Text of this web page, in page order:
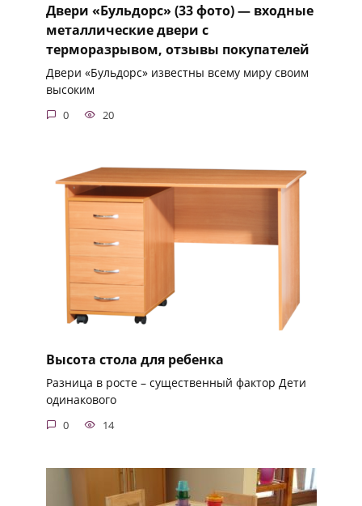
Двери «Бульдорс» (33 фото) — входные
металлические двери с
терморазрывом, отзывы покупателей
Двери «Бульдорс» известны всему миру своим
высоким
0 20
Высота стола для ребенка
Разница в росте – существенный фактор Дети
одинакового
0 14